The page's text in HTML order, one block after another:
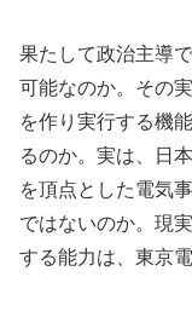
果たして政治主導
可能なのか。その
を作り実行する機
るのか。実は、日
を頂点とした電気
ではないのか。現
する能力は、東京